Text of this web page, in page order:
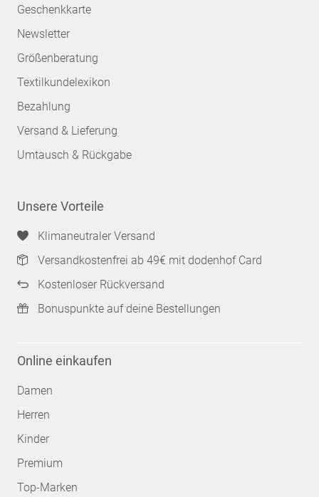
Geschenkkarte
Newsletter
Größenberatung
Textilkundelexikon
Bezahlung
Versand & Lieferung
Umtausch & Rückgabe
Unsere Vorteile
Klimaneutraler Versand
Versandkostenfrei ab 49€ mit dodenhof Card
Kostenloser Rückversand
Bonuspunkte auf deine Bestellungen
Online einkaufen
Damen
Herren
Kinder
Premium
Top-Marken